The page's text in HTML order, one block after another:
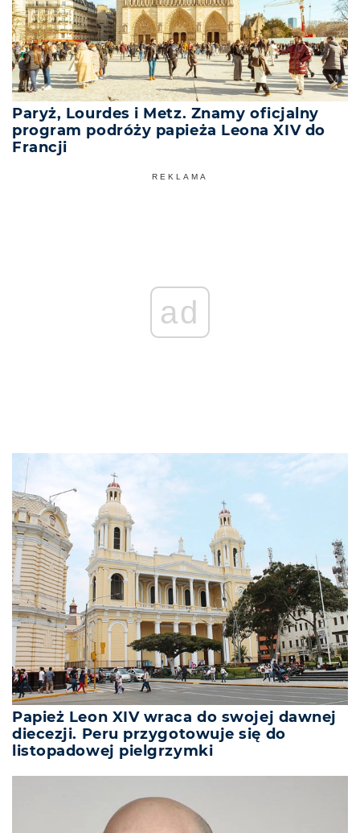
Paryż, Lourdes i Metz. Znamy oficjalny
program podróży papieża Leona XIV do
Francji
REKLAMA
ad
Papież Leon XIV wraca do swojej dawnej
diecezji. Peru przygotowuje się do
listopadowej pielgrzymki